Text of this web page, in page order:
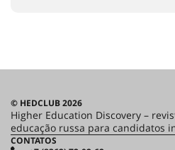
© HEDCLUB 2026
Higher Education Discovery –
educação russa para candidatos
CONTATOS